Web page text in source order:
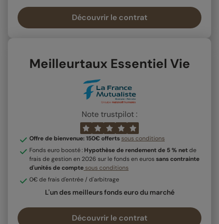
Découvrir le contrat
Meilleurtaux Essentiel Vie
Note trustpilot :
Offre de bienvenue: 150€ offertssous conditions
Fonds euro boosté : Hypothèse de rendement de 5 % netde
frais de gestion en 2026 sur le fonds en eurossans contrainte
d'unités de comptesous conditions
0€ de frais d'entrée / d'arbitrage
L'un des meilleurs fonds euro du marché
Découvrir le contrat